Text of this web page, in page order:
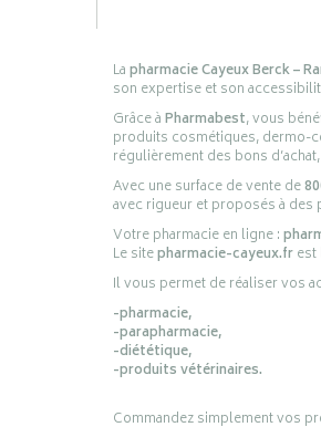
Lapharmacie Cayeux Berck –
son expertise et son
Grâce àPharmabest, vous
produits cosmétiques, dermo-
régulièrement des bons
Avec une surface de vente de
avec rigueur et proposés à des
Votre pharmacie en ligne :
Le sitepharmacie-cayeux.frest
Il vous permet de réaliser vos
-pharmacie,
-parapharmacie,
-diététique,
-produits vétérinaires.
Commandez simplement vos